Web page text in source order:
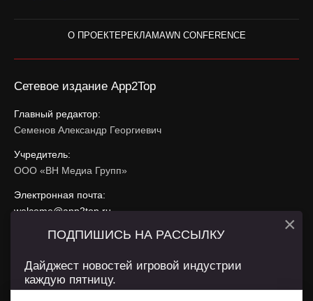
О ПРОЕКТЕРЕКЛАМАWN CONFERENCE
Сетевое издание App2Top
Главный редактор:
Семенов Александр Георгиевич
Учредитель:
ООО «ВН Медиа Групп»
Электронная почта:
welcome@app2top.ru
При использовании материалов активная ссылка на
Сайт использует IP адреса, cookie, данные геолокации
ПОДПИШИСЬ НА РАССЫЛКУ
Дайджест новостей игровой индустрии
каждую пятницу.
×